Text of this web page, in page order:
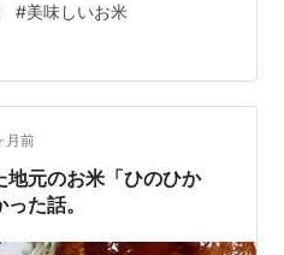
キークイーンの奥深さが分
、ぜひ食卓の参考に役立て
ーンはどこ産が美味しい？
徹底解説 ミルキークイーン
ークイーンはどこ産が美味
味の違い…
#美味しいお米
月前
地元のお米「ひのひか
た話。